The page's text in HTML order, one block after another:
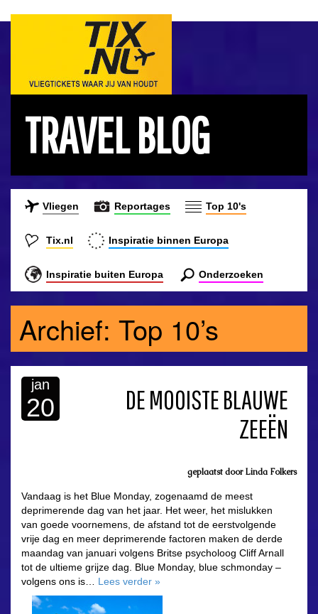
TRAVEL BLOG
Vliegen Reportages Top 10's
Tix.nl Inspiratie binnen Europa
Inspiratie buiten Europa Onderzoeken
Archief: Top 10’s
jan
20
DE MOOISTE BLAUWE
ZEEËN
geplaatst doorLinda Folkers
Vandaag is het Blue Monday, zogenaamd de meest
deprimerende dag van het jaar. Het weer, het mislukken
van goede voornemens, de afstand tot de eerstvolgende
vrije dag en meer deprimerende factoren maken de derde
maandag van januari volgens Britse psycholoog Cliff Arnall
tot de ultieme grijze dag. Blue Monday, blue schmonday –
volgens ons is… Lees verder »